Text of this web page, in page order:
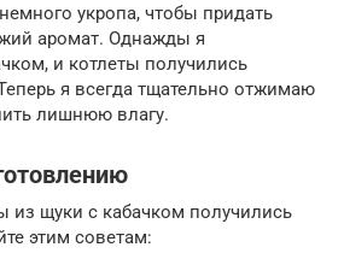
укропа, чтобы придать
аромат. Однажды я
и котлеты получились
я всегда тщательно отжимаю
лишнюю влагу.
из щуки с кабачком получились
этим советам: